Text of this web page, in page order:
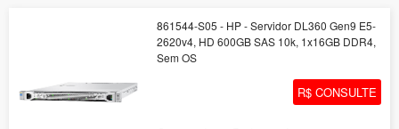
861544-S05 - HP - Servidor DL360 Gen9 E5-
2620v4, HD 600GB SAS 10k, 1x16GB DDR4,
Sem OS
R$ CONSULTE